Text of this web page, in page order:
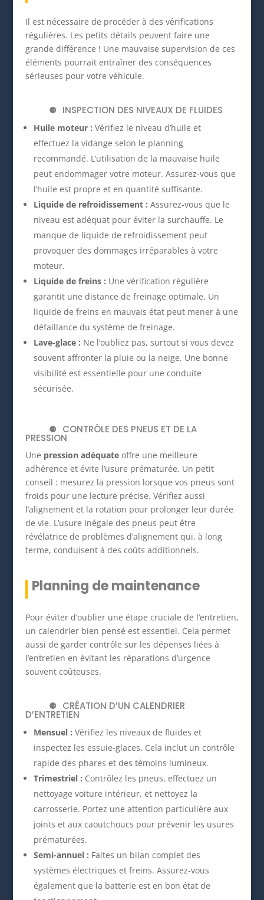
Il est nécessaire de procéder à des vérifications
régulières. Les petits détails peuvent faire une
grande différence ! Une mauvaise supervision de ces
éléments pourrait entraîner des conséquences
sérieuses pour votre véhicule.
INSPECTION DES NIVEAUX DE FLUIDES
Huile moteur : Vérifiez le niveau d’huile et
effectuez la vidange selon le planning
recommandé. L’utilisation de la mauvaise huile
peut endommager votre moteur. Assurez-vous que
l’huile est propre et en quantité suffisante.
Liquide de refroidissement : Assurez-vous que le
niveau est adéquat pour éviter la surchauffe. Le
manque de liquide de refroidissement peut
provoquer des dommages irréparables à votre
moteur.
Liquide de freins : Une vérification régulière
garantit une distance de freinage optimale. Un
liquide de freins en mauvais état peut mener à une
défaillance du système de freinage.
Lave-glace : Ne l’oubliez pas, surtout si vous devez
souvent affronter la pluie ou la neige. Une bonne
visibilité est essentielle pour une conduite
sécurisée.
CONTRÔLE DES PNEUS ET DE LA
PRESSION
Une pression adéquateoffre une meilleure
adhérence et évite l’usure prématurée. Un petit
conseil : mesurez la pression lorsque vos pneus sont
froids pour une lecture précise. Vérifiez aussi
l’alignement et la rotation pour prolonger leur durée
de vie. L’usure inégale des pneus peut être
révélatrice de problèmes d’alignement qui, à long
terme, conduisent à des coûts additionnels.
Planning de maintenance
Pour éviter d’oublier une étape cruciale de l’entretien,
un calendrier bien pensé est essentiel. Cela permet
aussi de garder contrôle sur les dépenses liées à
l’entretien en évitant les réparations d’urgence
souvent coûteuses.
CRÉATION D’UN CALENDRIER
D’ENTRETIEN
Mensuel : Vérifiez les niveaux de fluides et
inspectez les essuie-glaces. Cela inclut un contrôle
rapide des phares et des témoins lumineux.
Trimestriel : Contrôlez les pneus, effectuez un
nettoyage voiture intérieur, et nettoyez la
carrosserie. Portez une attention particulière aux
joints et aux caoutchoucs pour prévenir les usures
prématurées.
Semi-annuel : Faites un bilan complet des
systèmes électriques et freins. Assurez-vous
également que la batterie est en bon état de